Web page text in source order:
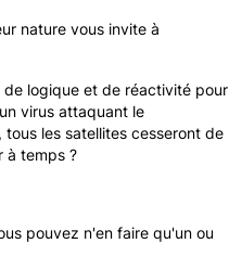
nature vous invite à
de logique et de réactivité pour
virus attaquant le
les satellites cesseront de
à temps ?
pouvez n'en faire qu'un ou